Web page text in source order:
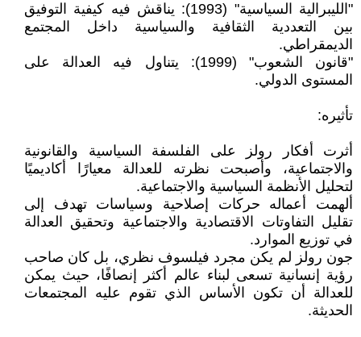
"الليبرالية السياسية" (1993): يناقش فيه كيفية التوفيق
بين التعددية الثقافية والسياسية داخل المجتمع
الديمقراطي.
"قانون الشعوب" (1999): يتناول فيه العدالة على
المستوى الدولي.
تأثيره:
أثرت أفكار رولز على الفلسفة السياسية والقانونية
والاجتماعية، وأصبحت نظرته للعدالة معيارًا أكاديميًا
لتحليل الأنظمة السياسية والاجتماعية.
ألهمت أعماله حركات إصلاحية وسياسات تهدف إلى
تقليل التفاوتات الاقتصادية والاجتماعية وتحقيق العدالة
في توزيع الموارد.
جون رولز لم يكن مجرد فيلسوف نظري، بل كان صاحب
رؤية إنسانية تسعى لبناء عالم أكثر إنصافًا، حيث يمكن
للعدالة أن تكون الأساس الذي تقوم عليه المجتمعات
الحديثة.